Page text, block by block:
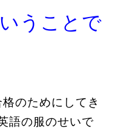
うことで
のためにしてき
語の服のせいで